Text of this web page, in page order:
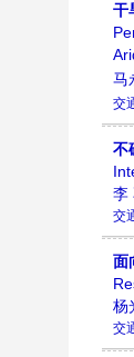
干
马
交
不
李
交
面
杨
交